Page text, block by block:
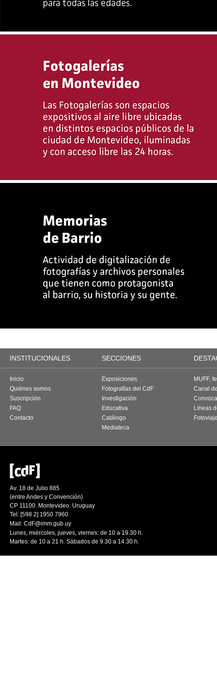
INSTITUCIONALES SECCIONES
Inicio
Quiénes somos
Suscripción
FAQ
Contacto
Exposiciones
Fotografías del CdF
Investigación
Educativa
Catálogo
Mediateca
MUFF,
Canal
Líneas
Av. 18 de Julio 885
(entre Andes y Convención)
CP 11100. Montevideo. Uruguay
Tel: [598 2] 1950 7960
Mail: CdF@imm.gub.uy
Lunes, miércoles, jueves, viernes: de 10 a 19.30 h.
Martes: de 10 a 21 h. Sábados de 9.30 a 14.30 h.